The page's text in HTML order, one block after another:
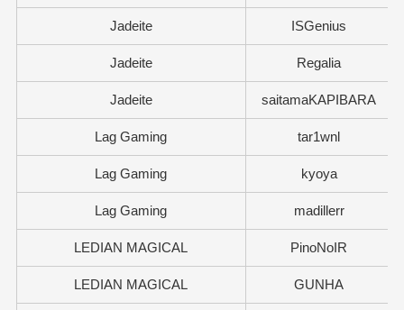
Jadeite ISGenius
Jadeite Regalia
Jadeite saitamaKAPIBARA
Lag Gaming tar1wnl
Lag Gaming kyoya
Lag Gaming madillerr
LEDIAN MAGICAL PinoNoIR
LEDIAN MAGICAL GUNHA